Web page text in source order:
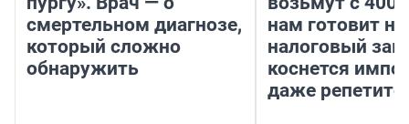
смертельном диагнозе,
который сложно
обнаружить
нам готовит
налоговый
коснется
даже